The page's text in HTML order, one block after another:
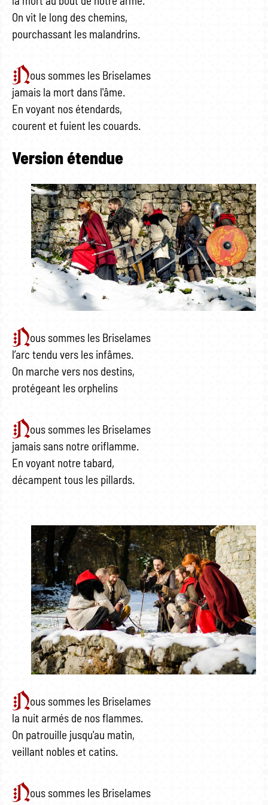
On vit le long des chemins,
pourchassant les malandrins.
Nous sommes les Briselames
jamais la mort dans l'âme.
En voyant nos étendards,
courent et fuient les couards.
Version étendue
Nous sommes les Briselames
l’arc tendu vers les infâmes.
On marche vers nos destins,
protégeant les orphelins
Nous sommes les Briselames
jamais sans notre oriflamme.
En voyant notre tabard,
décampent tous les pillards.
Nous sommes les Briselames
la nuit armés de nos flammes.
On patrouille jusqu'au matin,
veillant nobles et catins.
Nous sommes les Briselames